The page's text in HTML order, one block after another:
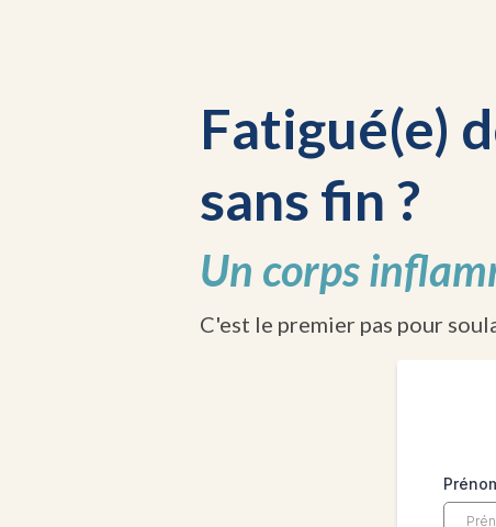
Fatigué(e)
sans fin ?
Un corps
C'est le premier pas pour